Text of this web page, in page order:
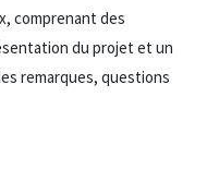
comprenant des
du projet et un
remarques, questions